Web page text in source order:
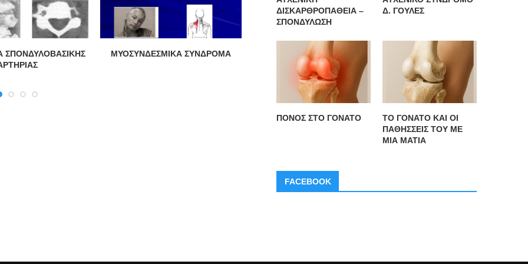
ΣΠΟΝΔΥΛΟΒΑΣΙΚΗΣ
ΜΥΟΣΥΝΔΕΣΜΙΚΑ ΣΥΝΔΡΟΜΑ
ΑΥΧΕΝΙΚΗ ΔΙΣΚΑΡΘΡΟΠΑΘΕΙΑ –
ΣΠΟΝΔΥΛΩΣΗ
ΑΥΧΕΝΙΚΟ ΣΥΝΔΡΟΜΟ Δ.
ΔΙΣΚΑΡΘΡΟΠΑΘΕΙΑ –
ΣΠΟΝΔΥΛΩΣΗ
Δ. ΓΟΥΛΕΣ
ΠΟΝΟΣ ΣΤΟ ΓΟΝΑΤΟ
ΤΟ ΓΟΝΑΤΟ ΚΑΙ ΟΙ
ΠΑΘΗΣΣΕΙΣ ΤΟΥ ΜΕ
ΜΙΑ ΜΑΤΙΑ
FACEBOOK